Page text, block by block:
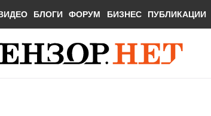
БЛОГИ ФОРУМ БИЗНЕС ПУБЛИКАЦИИ